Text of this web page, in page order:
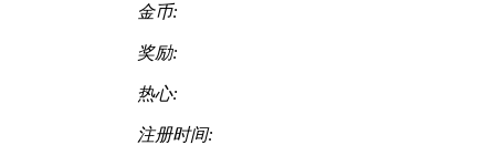
金币:
奖励:
热心:
注册时间: